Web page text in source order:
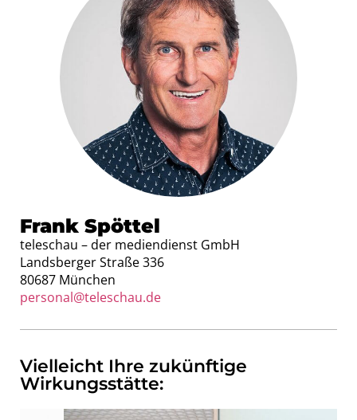
Frank Spöttel
teleschau – der mediendienst GmbH
Landsberger Straße 336
80687 München
personal@teleschau.de​
Vielleicht Ihre zukünftige
Wirkungsstätte: